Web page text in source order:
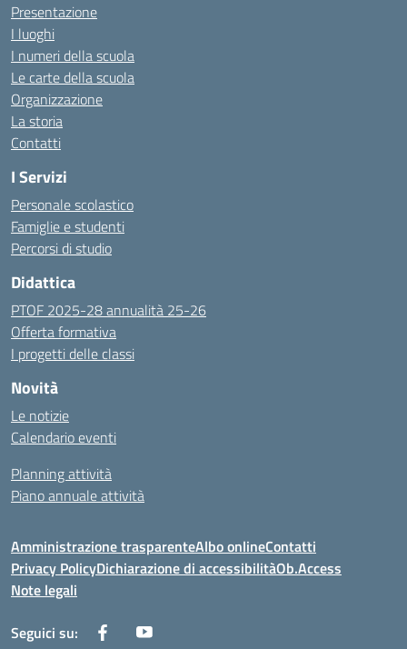
Presentazione
I luoghi
I numeri della scuola
Le carte della scuola
Organizzazione
La storia
Contatti
I Servizi
Personale scolastico
Famiglie e studenti
Percorsi di studio
Didattica
PTOF 2025-28 annualità 25-26
Offerta formativa
I progetti delle classi
Novità
Le notizie
Calendario eventi
Planning attività
Piano annuale attività
Amministrazione trasparenteAlbo onlineContatti
Privacy PolicyDichiarazione di accessibilitàOb.Access
Note legali
Seguici su: